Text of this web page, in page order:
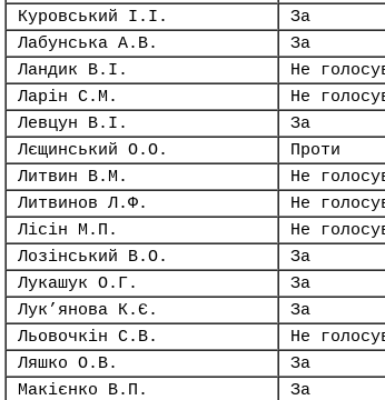
Куровський І.І.
За
Лабунська А.В.
За
Ландик В.І.
Не
Ларін С.М.
Не
Левцун В.І.
За
Лєщинський О.О.
Проти
Литвин В.М.
Не
Литвинов Л.Ф.
Не
Лісін М.П.
Не
Лозінський В.О.
За
Лукашук О.Г.
За
Лук’янова К.Є.
За
Льовочкін С.В.
Не
Ляшко О.В.
За
Макієнко В.П.
За